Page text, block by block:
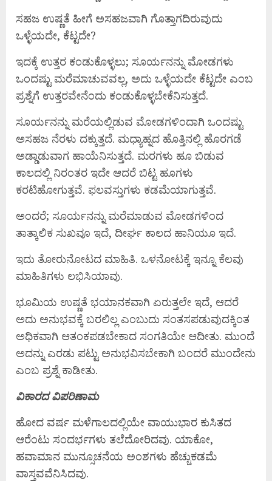
ಸಹಜ ಉಷ್ಣತೆ ಹೀಗೆ ಅಸಹಜವಾಗಿ ಗೊತ್ತಾಗದಿರುವುದು
ಒಳ್ಳೆಯದೇ, ಕೆಟ್ಟದೇ?
ಇದಕ್ಕೆ ಉತ್ತರ ಕಂಡುಕೊಳ್ಳಲು; ಸೂರ್ಯನನ್ನು ಮೋಡಗಳು
ಒಂದಷ್ಟು ಮರೆಮಾಚುವವಲ್ಲ, ಅದು ಒಳ್ಳೆಯದೇ ಕೆಟ್ಟದೇ ಎಂಬ
ಪ್ರಶ್ನೆಗೆ ಉತ್ತರವೇನೆಂದು ಕಂಡುಕೊಳ್ಳಬೇಕೆನಿಸುತ್ತದೆ.
ಸೂರ್ಯನನ್ನು ಮರೆಯಲ್ಲಿಡುವ ಮೋಡಗಳಿಂದಾಗಿ ಒಂದಷ್ಟು
ಅಸಹಜ ನೆರಳು ದಕ್ಕುತ್ತದೆ. ಮಧ್ಯಾಹ್ನದ ಹೊತ್ತಿನಲ್ಲಿ ಹೊರಗಡೆ
ಅಡ್ಡಾಡುವಾಗ ಹಾಯೆನಿಸುತ್ತದೆ. ಮರಗಳು ಹೂ ಬಿಡುವ
ಕಾಲದಲ್ಲಿ ನಿರಂತರ ಇದೇ ಆದರೆ ಬಿಟ್ಟ ಹೂಗಳು
ಕರಟಿಹೋಗುತ್ತವೆ. ಫಲವಸ್ತುಗಳು ಕಡಮೆಯಾಗುತ್ತವೆ.
ಅಂದರೆ; ಸೂರ್ಯನನ್ನು ಮರೆಮಾಡುವ ಮೋಡಗಳಿಂದ
ತಾತ್ಕಾಲಿಕ ಸುಖವೂ ಇದೆ, ದೀರ್ಘ ಕಾಲದ ಹಾನಿಯೂ ಇದೆ.
ಇದು ತೋರುನೋಟದ ಮಾಹಿತಿ. ಒಳನೋಟಕ್ಕೆ ಇನ್ನೂ ಕೆಲವು
ಮಾಹಿತಿಗಳು ಲಭಿಸಿಯಾವು.
ಭೂಮಿಯ ಉಷ್ಣತೆ ಭಯಾನಕವಾಗಿ ಏರುತ್ತಲೇ ಇದೆ, ಆದರೆ
ಅದು ಅನುಭವಕ್ಕೆ ಬರಲಿಲ್ಲ ಎಂಬುದು ಸಂತಸಪಡುವುದಕ್ಕಿಂತ
ಅಧಿಕವಾಗಿ ಆತಂಕಪಡಬೇಕಾದ ಸಂಗತಿಯೇ ಆದೀತು. ಮುಂದೆ
ಅದನ್ನು ಎರಡು ಪಟ್ಟು ಅನುಭವಿಸಬೇಕಾಗಿ ಬಂದರೆ ಮುಂದೇನು
ಎಂಬ ಪ್ರಶ್ನೆ ಕಾಡೀತು.
ವಿಕಾರದ ವಿಪರಿಣಾಮ
ಹೋದ ವರ್ಷ ಮಳೆಗಾಲದಲ್ಲಿಯೇ ವಾಯುಭಾರ ಕುಸಿತದ
ಆರೆಂಟು ಸಂದರ್ಭಗಳು ತಲೆದೋರಿದವು. ಯಾಕೋ,
ಹವಾಮಾನ ಮುನ್ಸೂಚನೆಯ ಅಂಶಗಳು ಹೆಚ್ಚುಕಡಮೆ
ವಾಸ್ತವವೆನಿಸಿದವು.